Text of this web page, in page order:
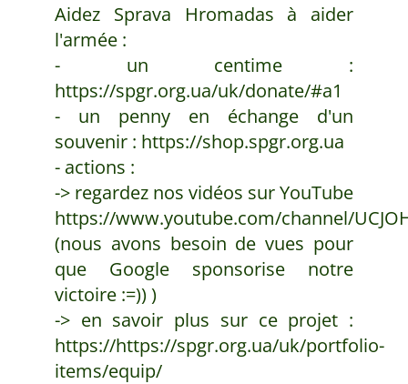
Aidez Sprava Hromadas à aider
l'armée :
- un centime :
https://spgr.org.ua/uk/donate/#a1
- un penny en échange d'un
souvenir : https://shop.spgr.org.ua
- actions :
-> regardez nos vidéos sur YouTube
https://www.youtube.com/channel/
(nous avons besoin de vues pour
que Google sponsorise notre
victoire :=)) )
-> en savoir plus sur ce projet :
https://https://spgr.org.ua/uk/portfolio-
items/equip/